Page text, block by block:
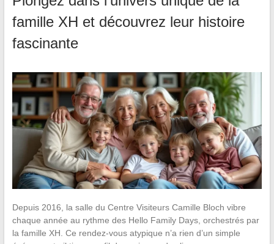
famille XH et découvrez leur histoire
fascinante
Depuis 2016, la salle du Centre Visiteurs Camille Bloch vibre
chaque année au rythme des Hello Family Days, orchestrés par
la famille XH. Ce rendez-vous atypique n’a rien d’un simple